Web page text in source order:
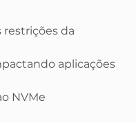
da
aplicações
NVMe